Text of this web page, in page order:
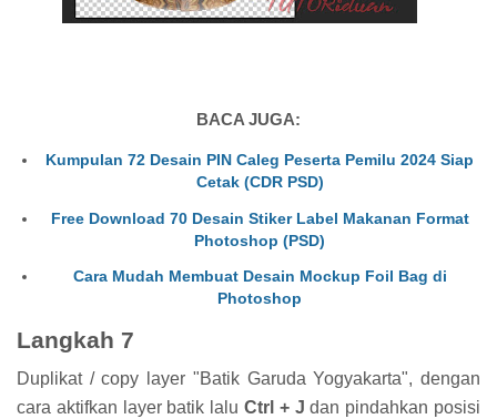
BACA JUGA:
Kumpulan 72 Desain PIN Caleg Peserta Pemilu 2024 Siap
Cetak (CDR PSD)
Free Download 70 Desain Stiker Label Makanan Format
Photoshop (PSD)
Cara Mudah Membuat Desain Mockup Foil Bag di
Photoshop
Langkah 7
Duplikat / copy layer "Batik Garuda Yogyakarta", dengan
cara aktifkan layer batik lalu Ctrl + J dan pindahkan posisi